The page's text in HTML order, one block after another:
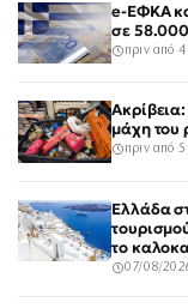
e-ΕΦΚΑ
σε 58.000
πριν από 4
μάχη του
πριν από 5
Ελλάδα
το
07/08/